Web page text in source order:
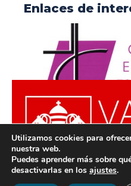
Enlaces de
Utilizamos cookies para
nuestra web.
Puedes aprender más sobre
desactivarlas en los ajustes.